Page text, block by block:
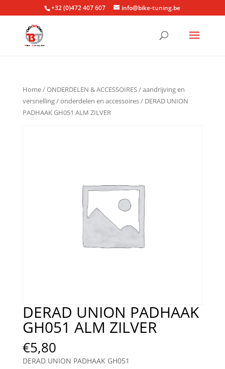
+32 (0)472 407 607 info@bike-tuning.be
Home/ONDERDELEN & ACCESSOIRES/aandrijving en
versnelling/onderdelen en accessoires/ DERAD UNION
PADHAAK GH051 ALM ZILVER
DERAD UNION PADHAAK
GH051 ALM ZILVER
€5,80
DERAD UNION PADHAAK GH051